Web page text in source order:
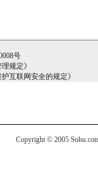
号
规定》
互联网安全的规定》
Copyright © 2005